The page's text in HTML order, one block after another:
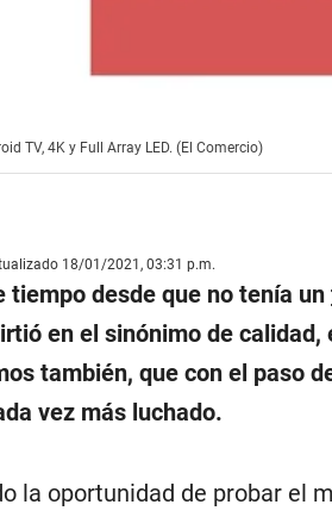
TV, 4K y Full Array LED. (El Comercio)
18/01/2021, 03:31 p.m.
tiempo desde que no tenía un
en el sinónimo de
también, que con el paso
vez más luchado.
la oportunidad de probar el